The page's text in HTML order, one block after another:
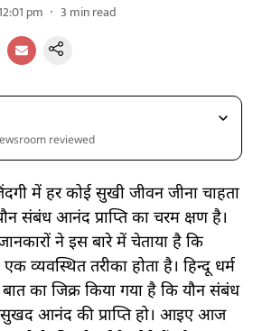
pm 3 min read
reviewed
में हर कोई सुखी जीवन जीना चाहता
संबंध आनंद प्राप्ति का चरम क्षण है।
ने इस बारे में चेताया है कि
व्यवस्थित तरीका होता है। हिन्दू धर्म
का जिक्र किया गया है कि यौन संबंध
आनंद की प्राप्ति हो। आइए आज